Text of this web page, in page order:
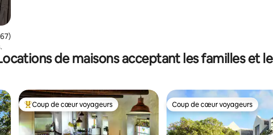
moyenne sur la base de 267 commentaires : 5 sur 5
de maisons acceptant les familles et
Coups de cœur voyageurs les plus appréciés
Coup de cœur voyageurs Coup de cœur voyageurs
Coup de cœur voyageurs